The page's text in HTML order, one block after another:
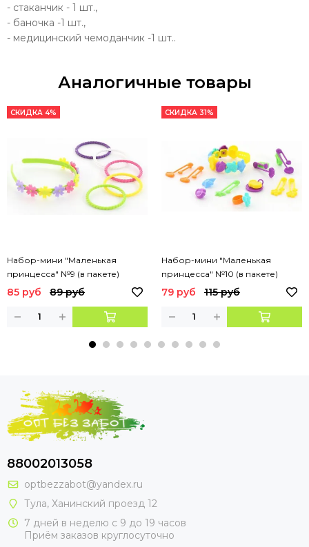
- стаканчик - 1 шт.,
- баночка -1 шт.,
- медицинский чемоданчик -1 шт..
Аналогичные товары
СКИДКА 4%
Набор-мини "Маленькая
принцесса" №9 (в пакете)
85 руб 89 руб
СКИДКА 31%
Набор-мини "Маленькая
принцесса" №10 (в пакете)
79 руб 115 руб
88002013058
optbezzabot@yandex.ru
Тула, Ханинский проезд 12
7 дней в неделю с 9 до 19 часов
Приём заказов круглосуточно